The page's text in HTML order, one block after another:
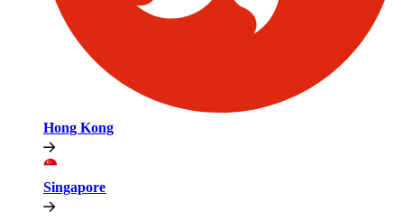
Hong Kong​​
Singapore​​